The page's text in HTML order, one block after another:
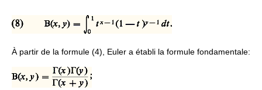
À partir de la formule (4), Euler a établi la formule fondamentale: